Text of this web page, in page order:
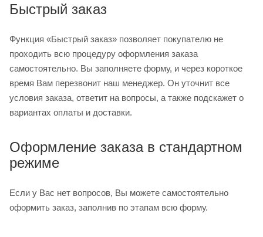
Быстрый заказ
Функция «Быстрый заказ» позволяет покупателю не
проходить всю процедуру оформления заказа
самостоятельно. Вы заполняете форму, и через короткое
время Вам перезвонит наш менеджер. Он уточнит все
условия заказа, ответит на вопросы, а также подскажет о
вариантах оплаты и доставки.
Оформление заказа в стандартном
режиме
Если у Вас нет вопросов, Вы можете самостоятельно
оформить заказ, заполнив по этапам всю форму.